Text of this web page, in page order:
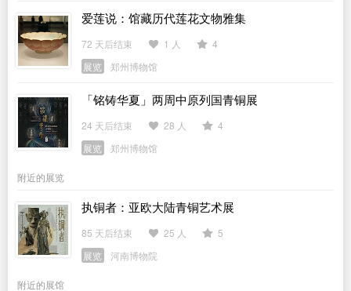
爱莲说：馆藏历代莲花文物雅集
72 天后结束 1 人
4
展览
郑州博物馆
「铭铸华夏」两周中原列国青铜展
24 天后结束 28 人
4
展览
郑州博物馆
附近的展览
执铜者：亚欧大陆青铜艺术展
85 天后结束 25 人
5
展览
河南博物院
附近的展馆